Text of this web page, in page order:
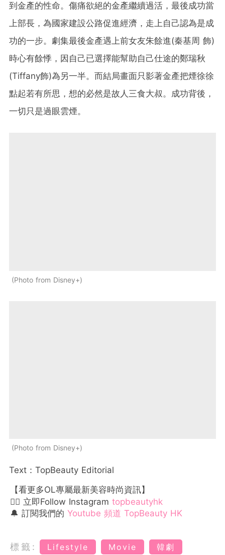
到金產的性命。傷痛欲絕的金產繼續過活，最後成功當
上部長，為國家建設公路促進經濟，走上自己認為是成
功的一步。劇集最後金產遇上前女友朱餘進(秦基周 飾)
時心有餘悸，因自己已選擇能幫助自己仕途的鄭瑞秋
(Tiffany飾)為另一半。而結局畫面只影著金產把煙徐徐
點起若有所思，想的必然是故人三食大叔。成功背後，
一切只是過眼雲煙。
Photo from Disney+
Photo from Disney+
Text：TopBeauty Editorial
【看更多OL專屬最新美容時尚資訊】
👉🏻 立即Follow Instagram topbeautyhk
🔔 訂閱我們的 Youtube 頻道 TopBeauty HK
標籤: Lifestyle Movie
韓劇